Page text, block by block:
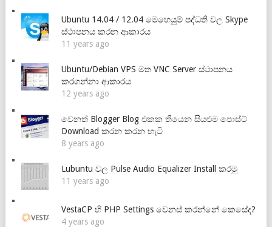
Ubuntu 14.04 / 12.04 මෙහෙයුම් පද්ධති වල Skype
ස්ථාපනය කරන ආකාරය
11 years ago
Ubuntu/Debian VPS මත VNC Server ස්ථාපනය
කරගන්නා ආකාරය
12 years ago
වෙනත් Blogger Blog එකක තියෙන සියළුම පොස්ට්
Download කරන කරන හැටි
8 years ago
Lubuntu වල Pulse Audio Equalizer Install කරමු
11 years ago
VestaCP හි PHP Settings වෙනස් කරන්නේ කෙසේද?
4 years ago